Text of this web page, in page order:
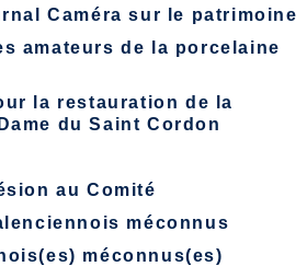
Caméra sur le patrimoine
amateurs de la porcelaine
la restauration de la
du Saint Cordon
au Comité
méconnus
méconnus(es)